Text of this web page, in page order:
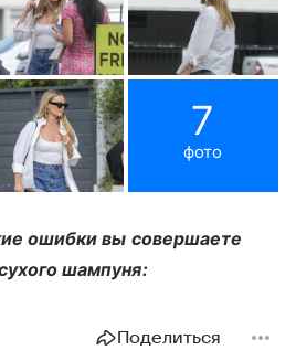
7
фото
ошибки вы совершаете
шампуня:
Поделиться